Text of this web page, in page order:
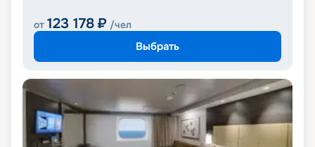
от 123 178 ₽ /чел
Выбрать